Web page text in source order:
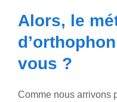
Alors, le
vous ?
Comme nous arrivons